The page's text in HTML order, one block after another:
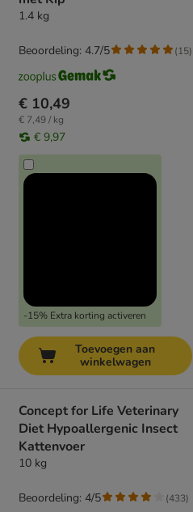
1.4 kg
€ 10,49
€ 7,49 / kg
€ 9,97
-15% Extra korting activeren
Beoordeling: 4.7/5 (15)
Toevoegen aan
winkelwagen
Concept for Life Veterinary
Diet Hypoallergenic Insect
Kattenvoer
10 kg
Beoordeling: 4/5 (433)